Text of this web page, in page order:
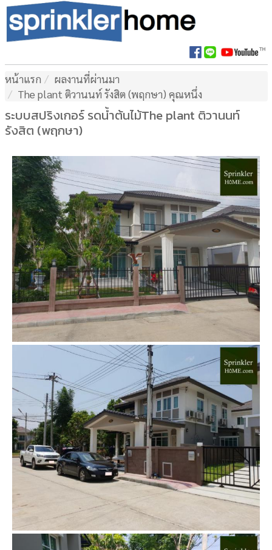
หน้าแรก
ผลงานที่ผ่านมา
The plant ติวานนท์ รังสิต (พฤกษา) คุณหนึ่ง
ระบบสปริงเกอร์ รดน้ำต้นไม้The plant ติวานนท์
รังสิต (พฤกษา)